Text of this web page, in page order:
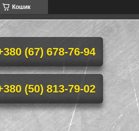
Кошик
(67) 678-76-94
(50) 813-79-02